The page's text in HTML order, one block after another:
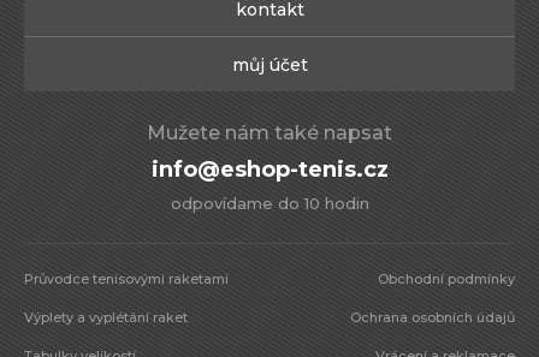
kontakt
můj účet
Mužete nám také napsat
info@eshop-tenis.cz
odpovídame do 10 hodin
Průvodce tenisovými raketami
Výplety a vyplétání raket
Obchodní podmínky
Ochrana osobních údajů